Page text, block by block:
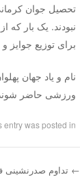
تحصیل جوان
نبودند. یک بار
برای توزیع
نام‌ و‌ یاد جهان
ورزشی حاضر شوند
entry was posted in
← تداوم صدرنشینی